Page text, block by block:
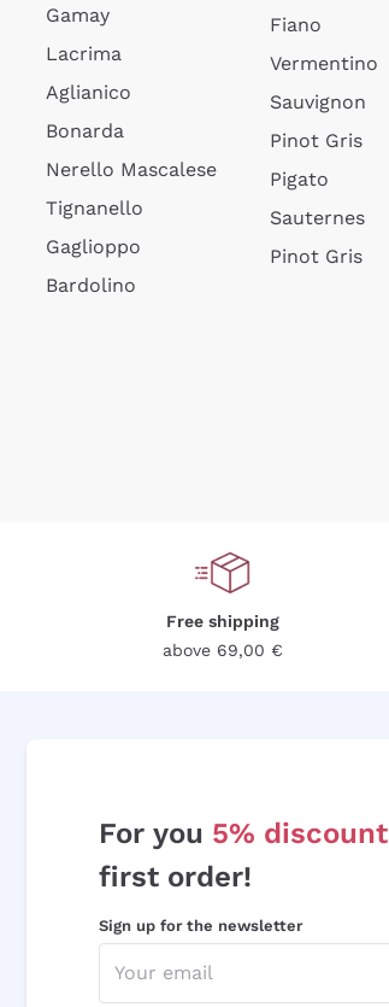
Gamay
Lacrima
Aglianico
Bonarda
Nerello Mascalese
Tignanello
Gaglioppo
Bardolino
Fiano
Vermentino
Sauvignon
Pinot Gris
Pigato
Sauternes
Pinot Gris
Free shipping
above 69,00 €
For you 5% discount
first order!
Sign up for the newsletter